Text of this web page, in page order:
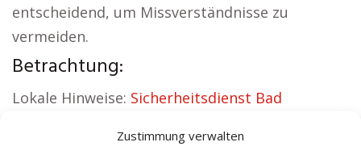
Zustimmung verwalten
entscheidend, um Missverständnisse zu
vermeiden.
Betrachtung:
Lokale Hinweise: Sicherheitsdienst Bad
Wohnung mieten Bad Dürrenberg